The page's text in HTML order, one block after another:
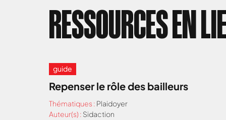
RESSOURCES EN
guide
Repenser le rôle des bailleurs
Thématiques : Plaidoyer
Auteur(s) : Sidaction